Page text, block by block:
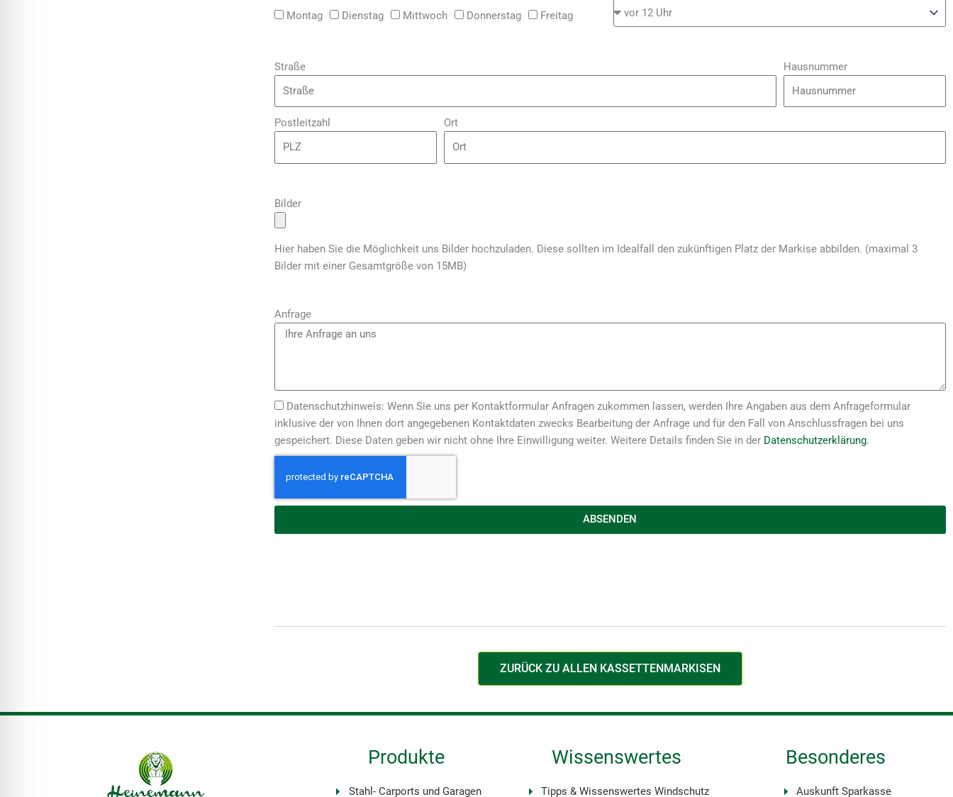
Montag
Dienstag Mittwoch Donnerstag Freitag
Straße Hausnummer
Postleitzahl Ort
Bilder
Hier haben Sie die Möglichkeit uns Bilder hochzuladen. Diese sollten im Idealfall den zukünftigen Platz der Markise abbilden. (maximal 3
Bilder mit einer Gesamtgröße von 15MB)
Anfrage
Datenschutzhinweis: Wenn Sie uns per Kontaktformular Anfragen zukommen lassen, werden Ihre Angaben aus dem Anfrageformular
inklusive der von Ihnen dort angegebenen Kontaktdaten zwecks Bearbeitung der Anfrage und für den Fall von Anschlussfragen bei uns
gespeichert. Diese Daten geben wir nicht ohne Ihre Einwilligung weiter. Weitere Details finden Sie in der Datenschutzerklärung.
ABSENDEN
ZURÜCK ZU ALLEN KASSETTENMARKISEN
Produkte
Stahl- Carports und Garagen
Wissenswertes
Tipps & Wissenswertes Windschutz
Besonderes
Auskunft Sparkasse